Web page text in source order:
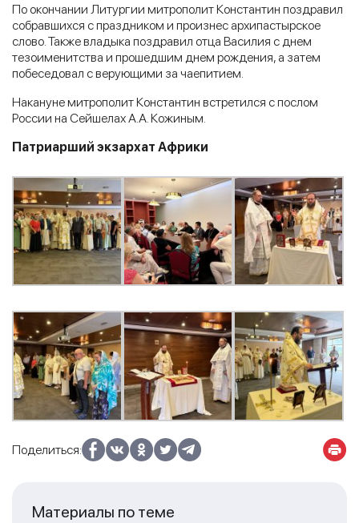
По окончании Литургии митрополит Константин поздравил
собравшихся с праздником и произнес архипастырское
слово. Также владыка поздравил отца Василия с днем
тезоименитства и прошедшим днем рождения, а затем
побеседовал с верующими за чаепитием.
Накануне митрополит Константин встретился с послом
России на Сейшелах А.А. Кожиным.
Патриарший экзархат Африки
Поделиться:
Материалы по теме